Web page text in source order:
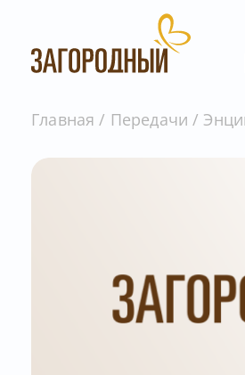
Главная Передачи